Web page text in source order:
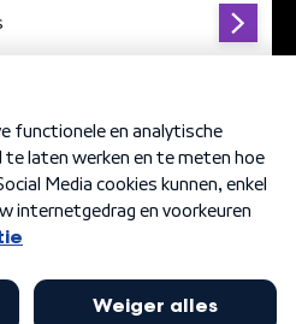
Privacybeleid